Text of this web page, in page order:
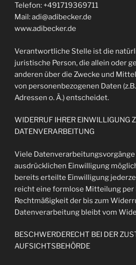
Telefon: +491719369711
Mail: adi@adibecker.de
www.adibecker.de
Verantwortliche Stelle ist die
juristische Person, die allein oder
anderen über die Zwecke und
von personenbezogenen Daten
Adressen o. Ä.) entscheidet.
WIDERRUF IHRER EINWILLIGUNG
DATENVERARBEITUNG
Viele
ausdrücklichen Einwilligung
bereits erteilte Einwilligung
reicht eine formlose Mitteilung per
Rechtmäßigkeit der bis zum
Datenverarbeitung bleibt vom
BESCHWERDERECHT BEI DER
AUFSICHTSBEHÖRDE